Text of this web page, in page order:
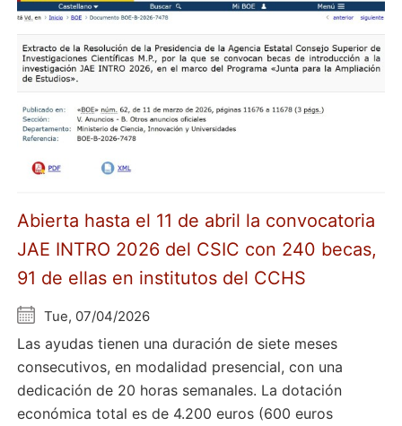
Abierta hasta el 11 de abril la convocatoria
JAE INTRO 2026 del CSIC con 240 becas,
91 de ellas en institutos del CCHS
Tue, 07/04/2026
Las ayudas tienen una duración de siete meses
consecutivos, en modalidad presencial, con una
dedicación de 20 horas semanales. La dotación
económica total es de 4.200 euros (600 euros